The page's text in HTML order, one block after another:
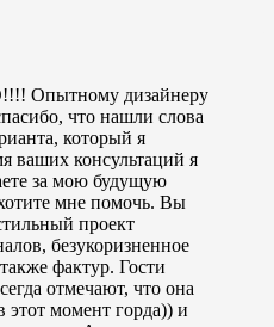
дизайнеру
что нашли слова
который я
ваших консультаций я
за мою будущую
мне помочь. Вы
проект
безукоризненное
фактур. Гости
отмечают, что она
этот момент горда)) и